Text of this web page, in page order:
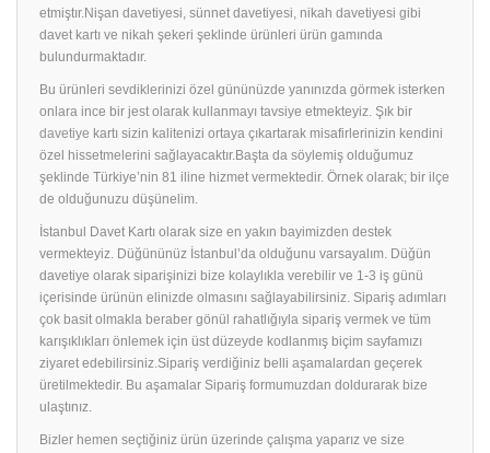
etmiştır.Nişan davetiyesi, sünnet davetiyesi, nikah davetiyesi gibi
davet kartı ve nikah şekeri şeklinde ürünleri ürün gamında
bulundurmaktadır.
Bu ürünleri sevdiklerinizi özel gününüzde yanınızda görmek isterken
onlara ince bir jest olarak kullanmayı tavsiye etmekteyiz. Şık bir
davetiye kartı sizin kalitenizi ortaya çıkartarak misafirlerinizin kendini
özel hissetmelerini sağlayacaktır.Başta da söylemiş olduğumuz
şeklinde Türkiye’nin 81 iline hizmet vermektedir. Örnek olarak; bir ilçe
de olduğunuzu düşünelim.
İstanbul Davet Kartı olarak size en yakın bayimizden destek
vermekteyiz. Düğününüz İstanbul’da olduğunu varsayalım. Düğün
davetiye olarak siparişinizi bize kolaylıkla verebilir ve 1-3 iş günü
içerisinde ürünün elinizde olmasını sağlayabilirsiniz. Sipariş adımları
çok basit olmakla beraber gönül rahatlığıyla sipariş vermek ve tüm
karışıklıkları önlemek için üst düzeyde kodlanmış biçim sayfamızı
ziyaret edebilirsiniz.Sipariş verdiğiniz belli aşamalardan geçerek
üretilmektedir. Bu aşamalar Sipariş formumuzdan doldurarak bize
ulaştınız.
Bizler hemen seçtiğiniz ürün üzerinde çalışma yaparız ve size